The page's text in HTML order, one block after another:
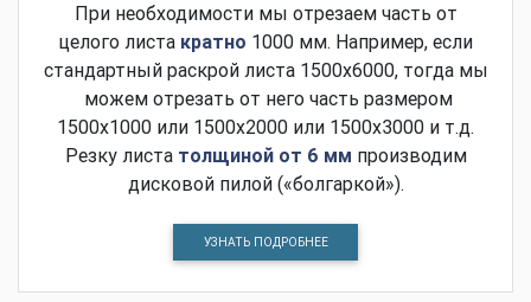
При необходимости мы отрезаем часть от
целого листа кратно 1000 мм. Например, если
стандартный раскрой листа 1500х6000, тогда мы
можем отрезать от него часть размером
1500х1000 или 1500х2000 или 1500х3000 и т.д.
Резку листа толщиной от 6 мм производим
дисковой пилой («болгаркой»).
УЗНАТЬ ПОДРОБНЕЕ